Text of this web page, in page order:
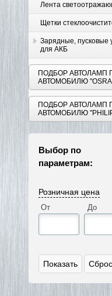
Лента
Щетки
Зарядные, пусковые
для АКБ
ПОДБОР АВТОЛАМП
АВТОМОБИЛЮ
ПОДБОР АВТОЛАМП
АВТОМОБИЛЮ
Выбор по
параметрам:
Розничная цена
От До